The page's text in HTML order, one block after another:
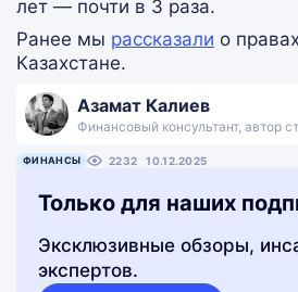
лет — почти в 3 раза.
Ранее мы рассказали о
Казахстане.
Азамат Калиев
Финансовый консультант, автор
ФИНАНСЫ 2232 10.12.2025
Только для наших
Эксклюзивные обзоры,
экспертов.